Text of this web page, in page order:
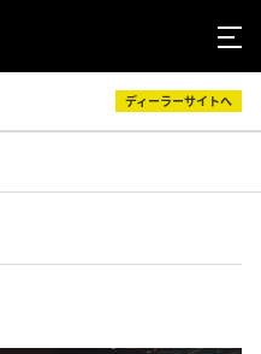
ディーラーサイトへ